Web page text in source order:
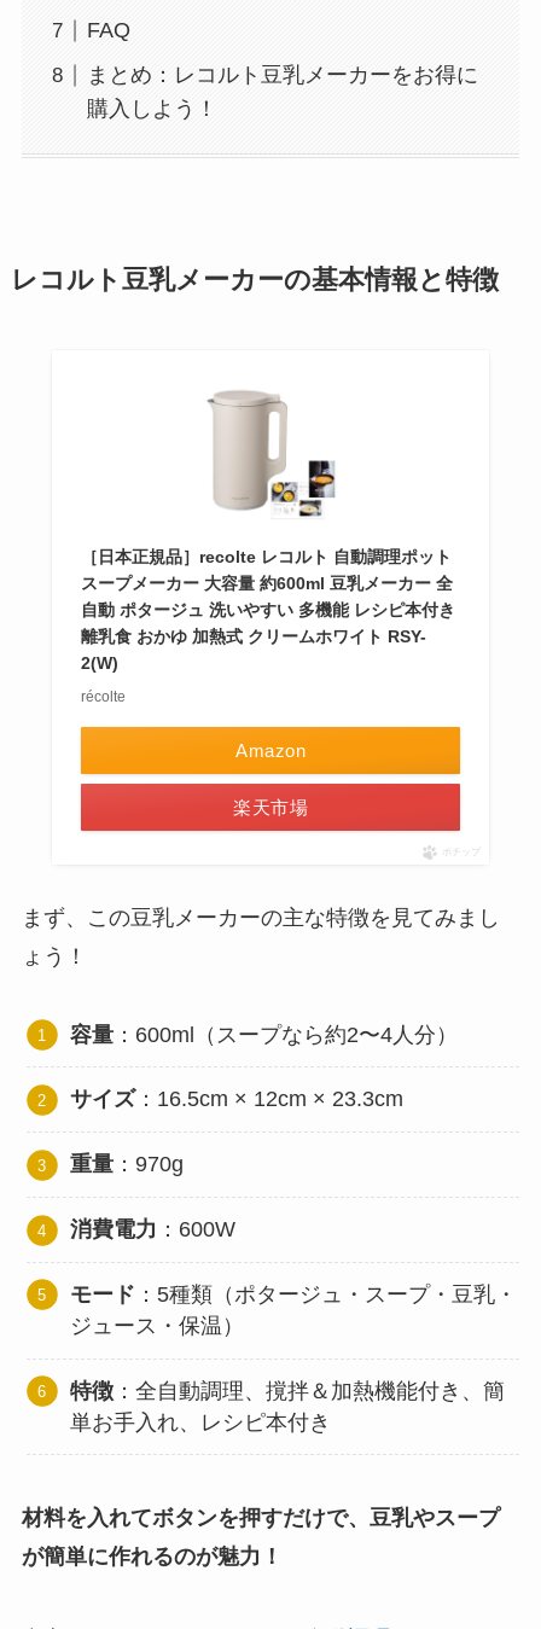
FAQ
まとめ：レコルト豆乳メーカーをお得に
購入しよう！
レコルト豆乳メーカーの基本情報と特徴
［日本正規品］recolte レコルト 自動調理ポット
スープメーカー 大容量 約600ml 豆乳メーカー 全
自動 ポタージュ 洗いやすい 多機能 レシピ本付き
離乳食 おかゆ 加熱式 クリームホワイト RSY-
2(W)
récolte
Amazon
楽天市場
ポチップ
まず、この豆乳メーカーの主な特徴を見てみまし
ょう！
容量 ：600ml（スープなら約2〜4人分）
サイズ：16.5cm × 12cm × 23.3cm
重量 ：970g
消費電力 ：600W
モード ：5種類（ポタージュ・スープ・豆乳・
ジュース・保温）
特徴 ：全自動調理、撹拌＆加熱機能付き、簡
単お手入れ、レシピ本付き
材料を入れてボタンを押すだけで、豆乳やスープ
が簡単に作れるのが魅力！